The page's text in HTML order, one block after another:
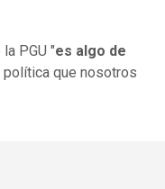
PGU "es algo de
política que nosotros